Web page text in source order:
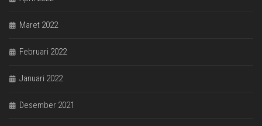
Maret 2022
Februari 2022
Januari 2022
Desember 2021